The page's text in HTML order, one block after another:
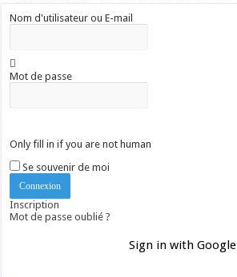
Nom d'utilisateur ou E-mail
Mot de passe
Only fill in if you are not human
Se souvenir de moi
Inscription
Mot de passe oublié ?
Sign in with Google